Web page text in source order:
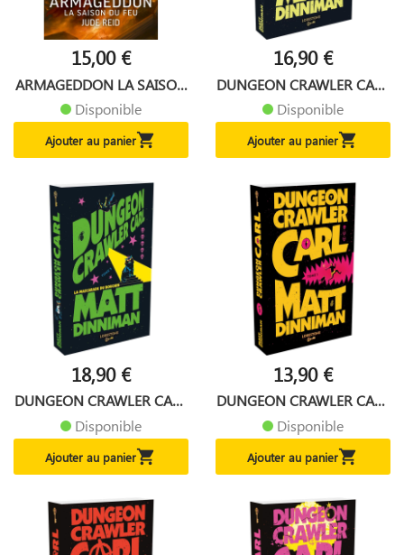
15,00 €
ARMAGEDDON LA SAISON
DU FEU
Disponible
Ajouter au panier
16,90 €
DUNGEON CRAWLER CARL
TOME 4...
Disponible
Ajouter au panier
18,90 €
DUNGEON CRAWLER CARL
TOME 5...
Disponible
Ajouter au panier
13,90 €
DUNGEON CRAWLER CARL
TOME 1
Disponible
Ajouter au panier